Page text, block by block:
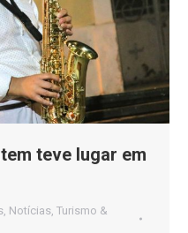
teve lugar em
, Notícias, Turismo &